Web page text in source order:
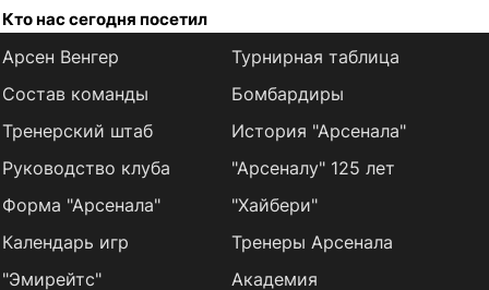
Кто нас сегодня посетил
Арсен Венгер
Состав команды
Тренерский штаб
Руководство клуба
Форма "Арсенала"
Календарь игр
Турнирная таблица
Бомбардиры
История "Арсенала"
"Арсеналу" 125 лет
"Хайбери"
Тренеры Арсенала
"Эмирейтс"
Академия